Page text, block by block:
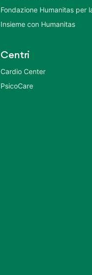
Fondazione Humanitas per
Insieme con Humanitas
Centri
Cardio Center
PsicoCare